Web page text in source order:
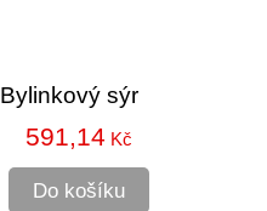
Bylinkový sýr
591,14 Kč
Do košíku